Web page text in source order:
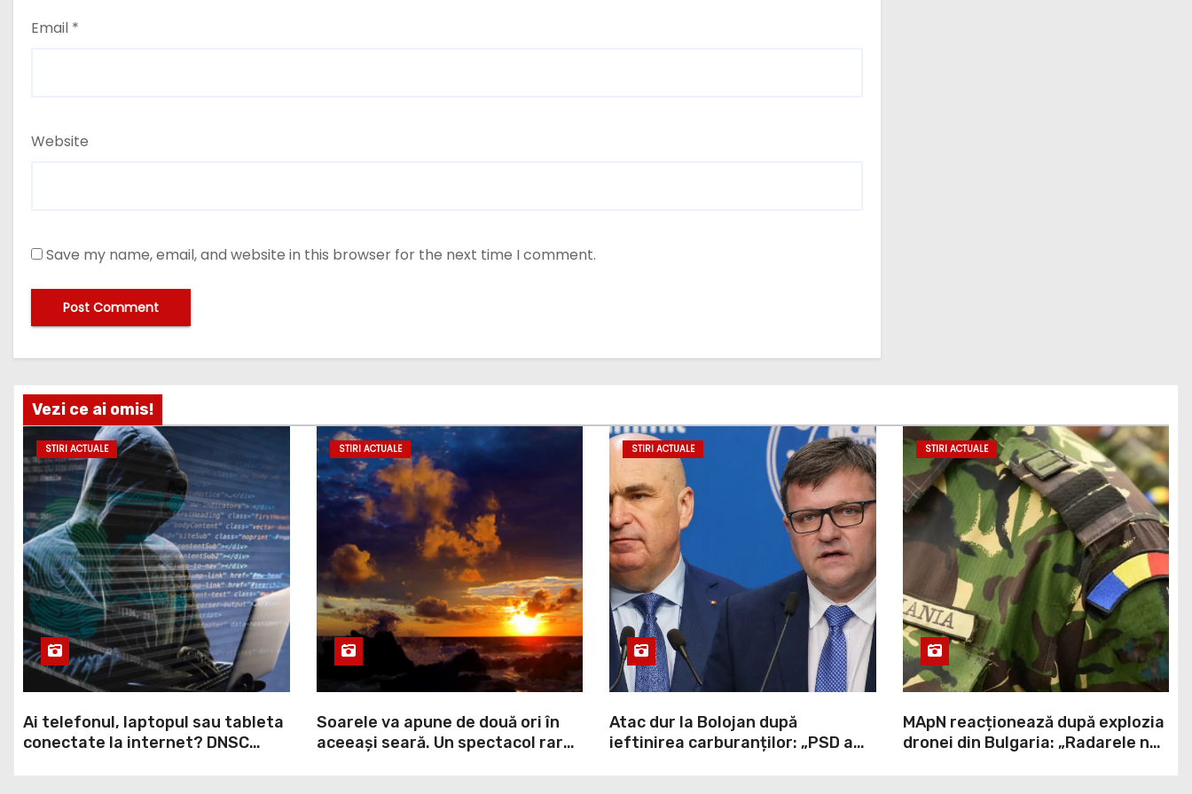
Email *
Website
Save my name, email, and website in this browser for the next time I comment.
Vezi ce ai omis!
STIRI ACTUALE
Ai telefonul, laptopul sau tableta
conectate la internet? DNSC
STIRI ACTUALE
Soarele va apune de două ori în
aceeași seară. Un spectacol rar
STIRI ACTUALE
Atac dur la Bolojan după
ieftinirea carburanților: „PSD a
STIRI ACTUALE
MApN reacționează după explozia
dronei din Bulgaria: „Radarele nu